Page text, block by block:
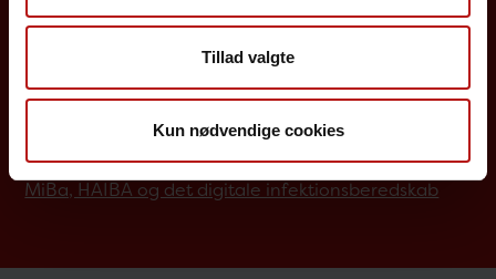
Tillad valgte
Kun nødvendige cookies
Job på SSI
Screening for medfødte sygdomme
MiBa, HAIBA og det digitale infektionsberedskab